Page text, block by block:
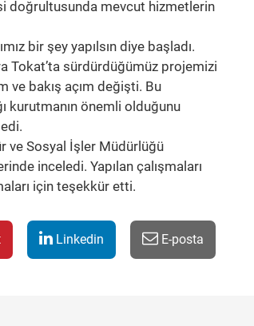
doğrultusunda mevcut hizmetlerin
bir şey yapılsın diye başladı.
Tokat’ta sürdürdüğümüz projemizi
ve bakış açım değişti. Bu
kurutmanın önemli olduğunu
ve Sosyal İşler Müdürlüğü
inceledi. Yapılan çalışmaları
için teşekkür etti.
Linkedin E-posta